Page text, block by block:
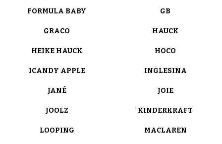
FORMULA BABY GB
GRACO HAUCK
HEIKE HAUCK HOCO
ICANDY APPLE INGLESINA
JANÉ JOIE
JOOLZ KINDERKRAFT
LOOPING MACLAREN